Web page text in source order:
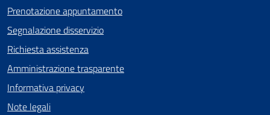
Prenotazione appuntamento
Segnalazione disservizio
Richiesta assistenza
Amministrazione trasparente
Informativa privacy
Note legali